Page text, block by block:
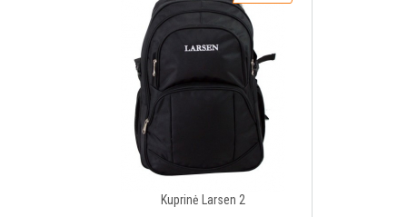
Kuprinė Larsen 2